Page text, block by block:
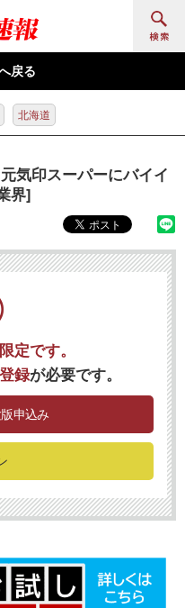
戻る
北海道
気印スーパーにバイイ
界]
定です。
録が必要です。
申込み